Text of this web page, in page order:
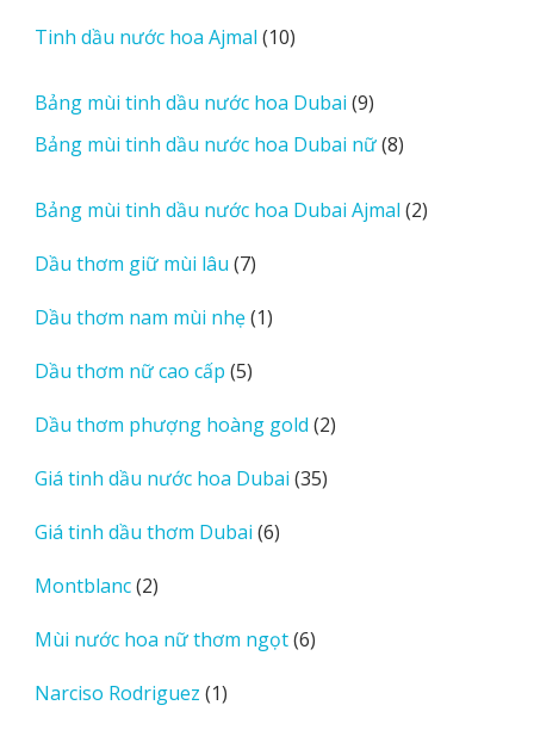
v
e
s
phẩm
Tinh dầu nước hoa Ajmal 1010
phẩm
Bảng mùi tinh dầu nước hoa Dubai 99
sản
phẩm
Bảng mùi tinh dầu nước hoa Dubai nữ 88
phẩm
Bảng mùi tinh dầu nước hoa Dubai Ajmal 22
Dầu thơm giữ mùi lâu 77
phẩm
Dầu thơm nam mùi nhẹ 11
Dầu thơm nữ cao cấp 55
phẩm
Dầu thơm phượng hoàng gold 22
Giá tinh dầu nước hoa Dubai 3535
Giá tinh dầu thơm Dubai 66
Montblanc 22
phẩm
Mùi nước hoa nữ thơm ngọt 66
Narciso Rodriguez 11